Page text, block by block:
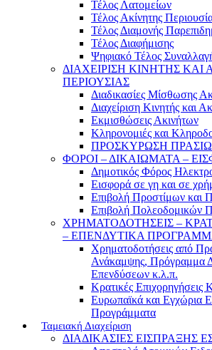
Τέλος Λατομείων
Τέλος Ακίνητης
Τέλος Διαμονής
Τέλος Διαφήμισης
Ψηφιακό Τέλος
ΔΙΑΧΕΙΡΙΣΗ ΚΙΝΗΤΗΣ ΚΑΙ
ΠΕΡΙΟΥΣΙΑΣ
Διαδικασίες Μίσθωσης
Διαχείριση Κινητής και
Εκμισθώσεις Ακινήτων
Κληρονομιές και
ΠΡΟΣΚΥΡΩΣΗ
ΦΟΡΟΙ – ΔΙΚΑΙΩΜΑΤΑ –
Δημοτικός Φόρος
Εισφορά σε γη και σε
Επιβολή Προστίμων και
Επιβολή Πολεοδομικών
ΧΡΗΜΑΤΟΔΟΤΗΣΕΙΣ –
– ΕΠΕΝΔΥΤΙΚΑ
Χρηματοδοτήσεις από
Ανάκαμψης, Πρόγραμμα
Επενδύσεων κ.λ.π.
Κρατικές
Ευρωπαϊκά και Εγχώρια
Προγράμματα
Ταμειακή Διαχείριση
ΔΙΑΔΙΚΑΣΙΕΣ ΕΙΣΠΡΑΞΗΣ